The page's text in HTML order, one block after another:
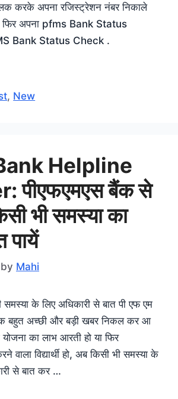
करके अपना रजिस्ट्रेशन नंबर निकाले
फिर अपना pfms Bank Status
Bank Status Check .
, New
Helpline
पीएफएमएस बैंक से
भी समस्या का
पायें
by Mahi
के लिए अधिकारी से बात पी एफ एम
बहुत अच्छी और बड़ी खबर निकल कर आ
का लाभ आरती हो या फिर
वाला विद्यार्थी हो, अब किसी भी समस्या के
से बात कर …